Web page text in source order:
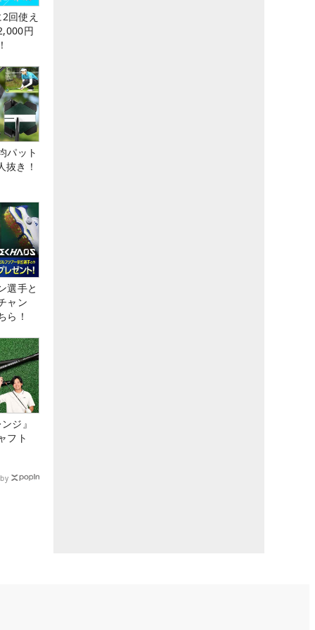
回使え
円
パット
抜き！
選手と
ャン
ら！
ジ』
フト